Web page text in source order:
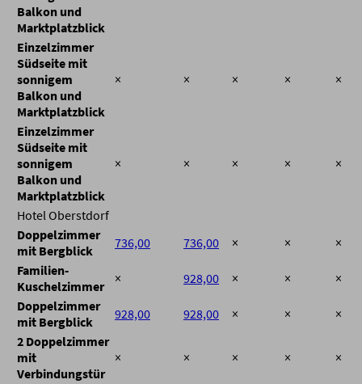
Balkon und
Marktplatzblick
Einzelzimmer
Südseite mit
sonnigem
Balkon und
Marktplatzblick
× × × × ×
Einzelzimmer
Südseite mit
sonnigem
Balkon und
Marktplatzblick
× × × × ×
Hotel Oberstdorf
Doppelzimmer
mit Bergblick
736,00 736,00 × ×
×
Familien-
Kuschelzimmer
× 928,00 × ×
×
Doppelzimmer
mit Bergblick
928,00 928,00 × ×
×
2 Doppelzimmer
mit
Verbindungstür
× × × × ×